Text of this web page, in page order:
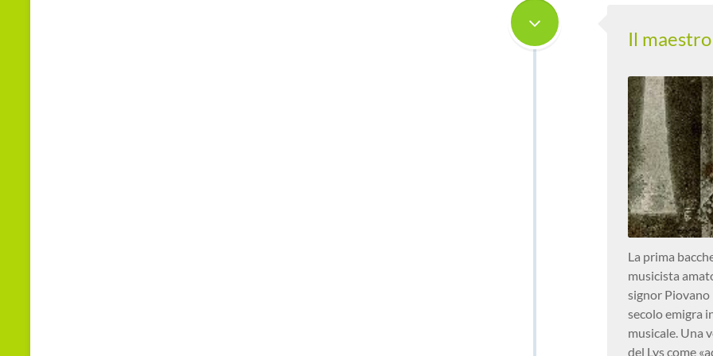
Il
La prima
musicista
signor Piovano
secolo emigra
musicale. Una
del Lys come